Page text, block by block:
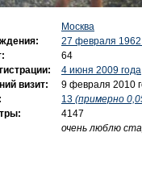
Москва
27 февраля 1962
64
4 июня 2009 года
визит:
9 февраля 2010
13 (примерно
4147
очень люблю